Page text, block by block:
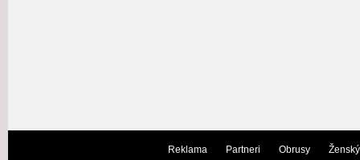
Reklama Partneri Obrusy